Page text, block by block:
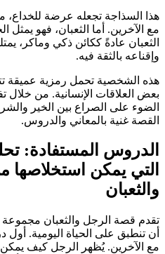
هذا السذاجة تجعله عرضة للخداع،
مع الآخرين. أما الثعبان، فهو يمثل
الثعبان عادةً ككائن ذكي وماكر،
وإقناعه بالثقة فيه.
هذه الشخصية تحمل رمزية عميقة
بعض العلاقات الإنسانية. من خلال
الضوء على الصراع بين الخير
القصة غنية بالمعاني والدروس.
الدروس المستفادة:
التي يمكن
والثعبان
تقدم قصة الرجل والثعبان
أن تنطبق على الحياة اليومية.
مع الآخرين. يُظهر الرجل كيف يمكن